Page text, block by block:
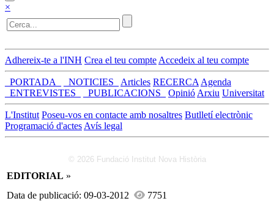
×
Adhereix-te a l'INH Crea el teu compte Accedeix al teu compte
_PORTADA_ _NOTICIES_ Articles RECERCA Agenda
_ENTREVISTES_
_PUBLICACIONS_ Opinió Arxiu Universitat
L'Institut Poseu-vos en contacte amb nosaltres Butlletí electrònic
Programació d'actes Avís legal
© 2026 Fundació Institut Nova Història
EDITORIAL »
Data de publicació: 09-03-2012
7751